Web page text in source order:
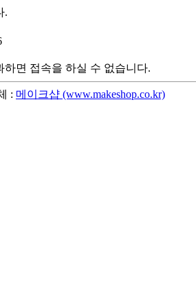
.
면 접속을 하실 수 없습니다.
: 메이크샵 (www.makeshop.co.kr)